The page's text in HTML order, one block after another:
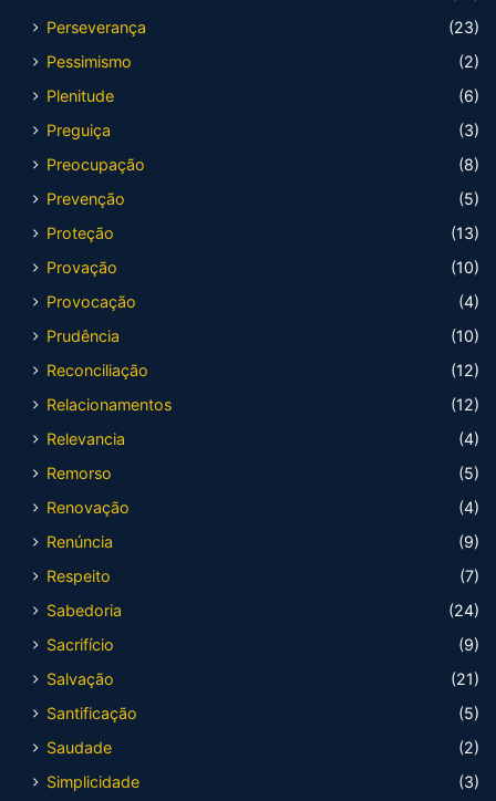
Perseverança
(23)
Pessimismo
(2)
Plenitude
(6)
Preguiça
(3)
Preocupação
(8)
Prevenção
(5)
Proteção
(13)
Provação
(10)
Provocação
(4)
Prudência
(10)
Reconciliação
(12)
Relacionamentos
(12)
Relevancia
(4)
Remorso
(5)
Renovação
(4)
Renúncia
(9)
Respeito
(7)
Sabedoria
(24)
Sacrifício
(9)
Salvação
(21)
Santificação
(5)
Saudade
(2)
Simplicidade
(3)